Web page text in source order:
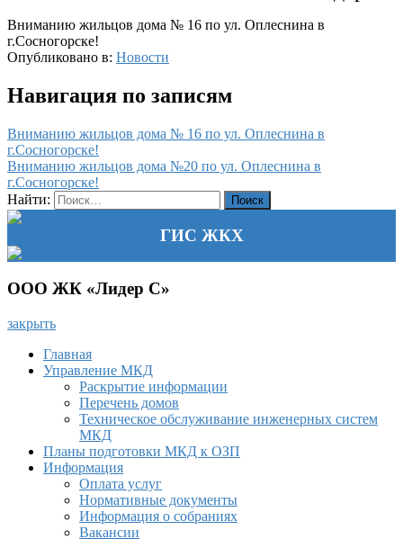
Вниманию жильцов дома № 16 по ул. Оплеснина в
г.Сосногорске!
Опубликовано в: Новости
Навигация по записям
Вниманию жильцов дома № 16 по ул. Оплеснина в
г.Сосногорске!
Вниманию жильцов дома №20 по ул. Оплеснина в
г.Сосногорске!
Найти:
ГИС ЖКХ
ООО ЖК «Лидер С»
закрыть
Главная
Управление МКД
Раскрытие информации
Перечень домов
Техническое обслуживание инженерных систем
МКД
Планы подготовки МКД к ОЗП
Информация
Оплата услуг
Нормативные документы
Информация о собраниях
Вакансии